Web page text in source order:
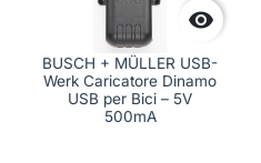

BUSCH + MÜLLER USB-
Werk Caricatore Dinamo
USB per Bici – 5V
500mA